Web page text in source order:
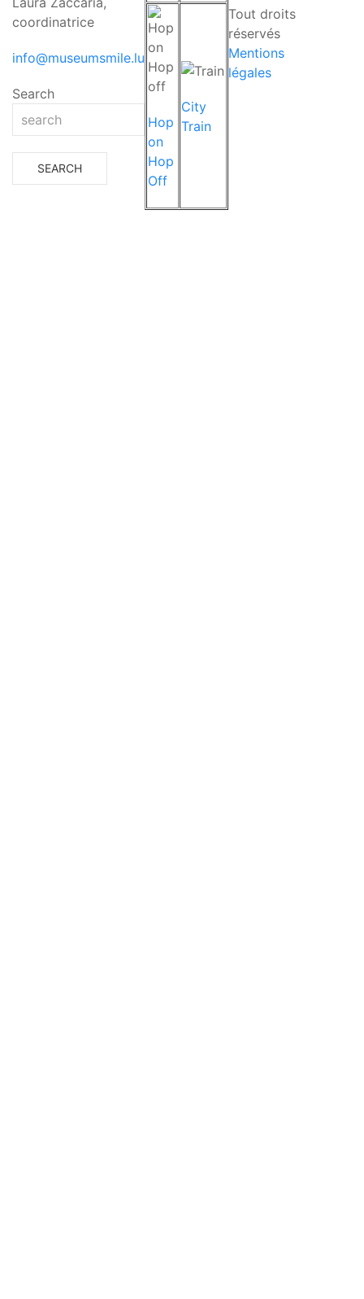
coordinatrice
info@museumsmile.lu
Search
Hop
on
Hop
Off
City
Train
Tout droits
réservés
Mentions
légales